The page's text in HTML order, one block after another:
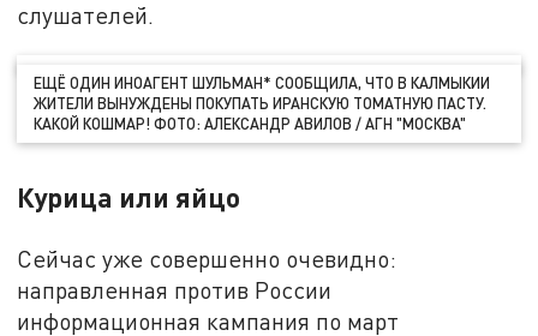
слушателей.
ЕЩЁ ОДИН ИНОАГЕНТ ШУЛЬМАН* СООБЩИЛА, ЧТО В КАЛМЫКИИ
ЖИТЕЛИ ВЫНУЖДЕНЫ ПОКУПАТЬ ИРАНСКУЮ ТОМАТНУЮ ПАСТУ.
КАКОЙ КОШМАР! ФОТО: АЛЕКСАНДР АВИЛОВ / АГН "МОСКВА"
Курица или яйцо
Сейчас уже совершенно очевидно:
направленная против России
информационная кампания по март